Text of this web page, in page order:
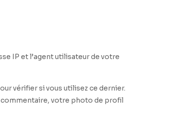
IP et l’agent utilisateur de votre
vérifier si vous utilisez ce dernier.
commentaire, votre photo de profil